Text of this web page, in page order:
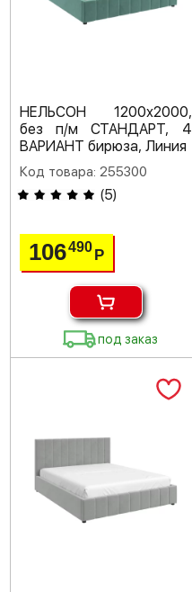
НЕЛЬСОН 1200х2000,
без п/м СТАНДАРТ, 4
ВАРИАНТ бирюза, Линия
Код товара: 255300
(5)
106490 Р
под заказ